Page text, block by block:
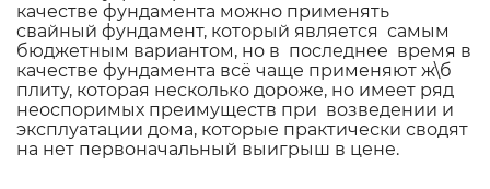
качестве фундамента можно применять
свайный фундамент, который является самым
бюджетным вариантом, но в последнее время в
качестве фундамента всё чаще применяют ж\б
плиту, которая несколько дороже, но имеет ряд
неоспоримых преимуществ при возведении и
эксплуатации дома, которые практически сводят
на нет первоначальный выигрыш в цене.